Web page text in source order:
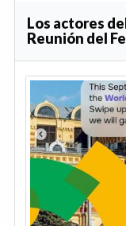
Los actores
Reunión del